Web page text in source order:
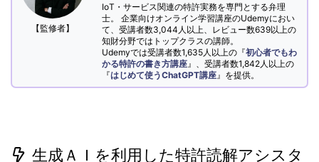
【監修者】
IoT・サービス関連の特許実務を専門とする弁理
士。 企業向けオンライン学習講座のUdemyにおい
て、受講者数3,044人以上、レビュー数639以上の
知財分野ではトップクラスの講師。
Udemyでは受講者数1,635人以上の『初心者でもわ
かる特許の書き方講座 』、受講者数1,842人以上の
『はじめて使うChatGPT講座 』を提供。
生成ＡＩを利用した特許読解アシスタ